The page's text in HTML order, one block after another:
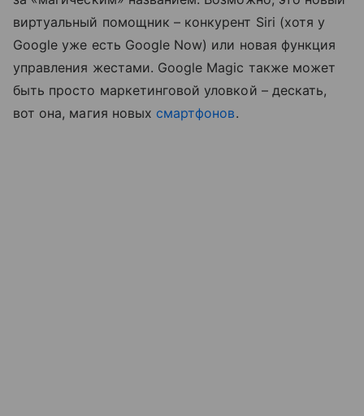
виртуальный помощник – конкурент Siri (хотя у
Google уже есть Google Now) или новая функция
управления жестами. Google Magic также может
быть просто маркетинговой уловкой – дескать,
вот она, магия новых смартфонов.